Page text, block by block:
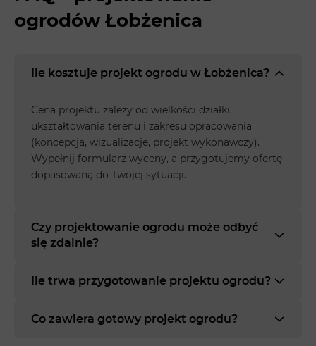
ogrodów Łobżenica
Ile kosztuje projekt ogrodu w Łobżenica?
Cena projektu zależy od wielkości działki,
ukształtowania terenu i zakresu opracowania
(koncepcja, wizualizacje, projekt wykonawczy).
Wypełnij formularz wyceny, a przygotujemy ofertę
dopasowaną do Twojej sytuacji.
Czy projektowanie ogrodu może odbyć
się zdalnie?
Ile trwa przygotowanie projektu ogrodu?
Co zawiera gotowy projekt ogrodu?